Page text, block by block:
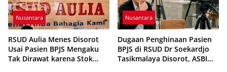
Nusantara
RSUD Aulia Menes Disorot
Usai Pasien BPJS Mengaku
Tak Dirawat karena Stok
Nusantara
Dugaan Penghinaan Pasien
BPJS di RSUD Dr Soekardjo
Tasikmalaya Disorot, ASBI